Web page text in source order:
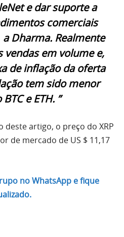
e dar suporte a
comerciais
Dharma. Realmente
vendas em volume e,
de inflação da oferta
tem sido menor
e ETH. ”
artigo, o preço do XRP
de mercado de US $ 11,17
no WhatsApp e fique